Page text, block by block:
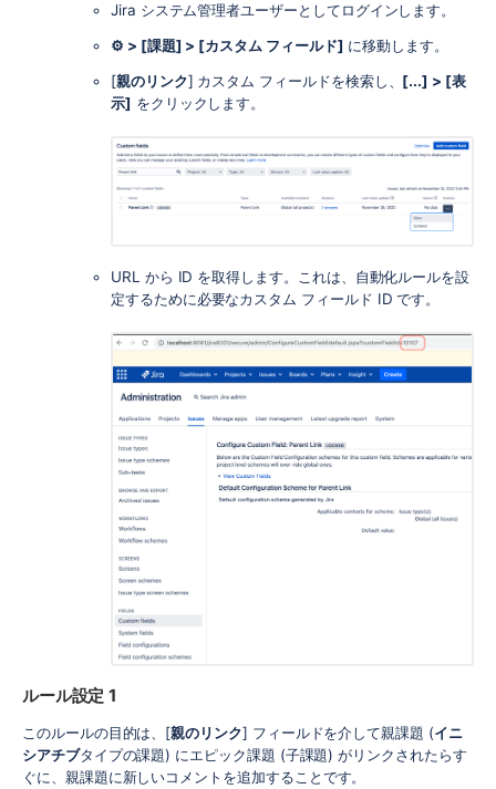
Jira システム管理者ユーザーとしてログインします。
⚙ > [課題] > [カスタム フィールド] に移動します。
[親のリンク] カスタム フィールドを検索し、 [...] > [表
示] をクリックします。
URL から ID を取得します。これは、自動化ルールを設
定するために必要なカスタム フィールド ID です。
ルール設定 1
このルールの目的は、[親のリンク] フィールドを介して親課題 (イニ
シアチブタイプの課題) にエピック課題 (子課題) がリンクされたらす
ぐに、親課題に新しいコメントを追加することです。